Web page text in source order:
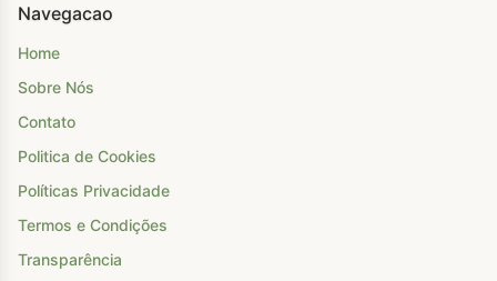
Navegacao
Home
Sobre Nós
Contato
Politica de Cookies
Políticas Privacidade
Termos e Condições
Transparência